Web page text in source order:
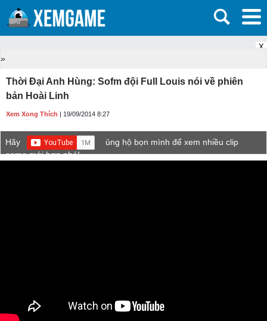
X
»
Thời Đại Anh Hùng: Sofm đội Full Louis nói về phiên
bản Hoài Linh
Xem Xong Thích | 19/09/2014 8:27
Hãy
ủng hộ bọn mình để xem nhiều clip
game mới hơn nhé!